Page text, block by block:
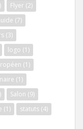
Flyer (2)
(7)
(3)
logo (1)
(1)
(1)
Salon (9)
(1) statuts (4)